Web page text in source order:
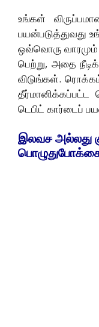
உங்கள்
பயன்படுத்துவது
ஒவ்வொரு வாரமும்
பெற்று, அதை
விடுங்கள்.
தீர்மானிக்கப்பட்ட
டெபிட் கார்டைப்
இலவச அல்லது